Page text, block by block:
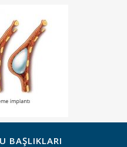
BAŞLIKLARI